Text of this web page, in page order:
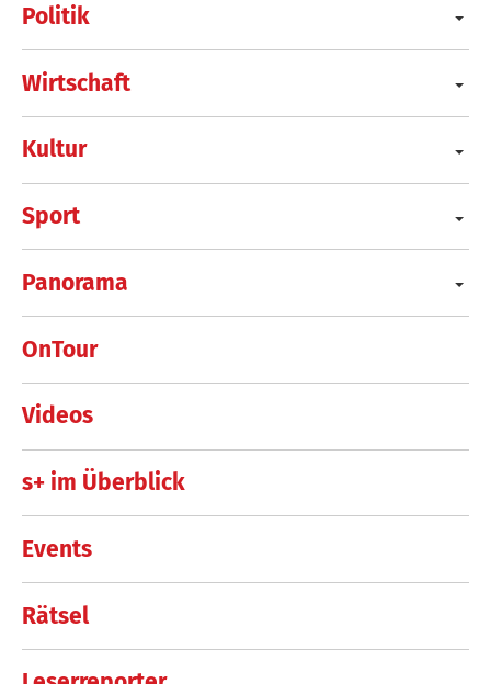
Politik
Wirtschaft
Kultur
Sport
Panorama
OnTour
Videos
s+ im Überblick
Events
Rätsel